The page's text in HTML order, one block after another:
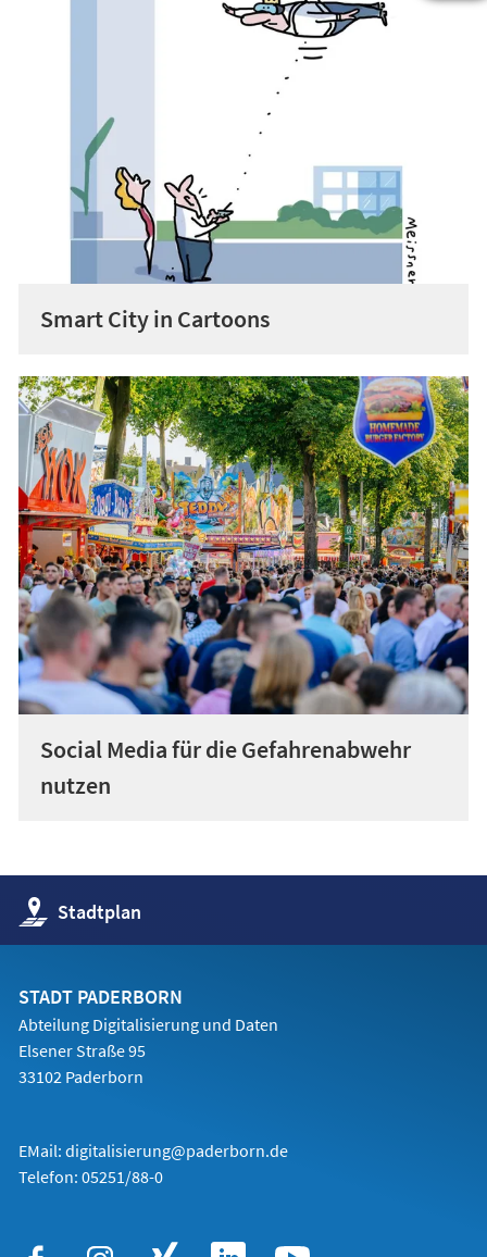
Smart City in Cartoons
Social Media für die Gefahrenabwehr
nutzen
Stadtplan
(Öffnet
in
einem
Tab)
STADT PADERBORN
Abteilung Digitalisierung und Daten
Elsener Straße 95
33102 Paderborn
EMail: digitalisierung@paderborn.de
Telefon: 05251/88-0